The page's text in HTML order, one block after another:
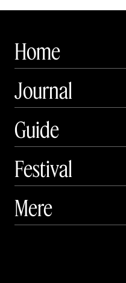
Home
Journal
Guide
Festival
 Art Matter Festival
Mere